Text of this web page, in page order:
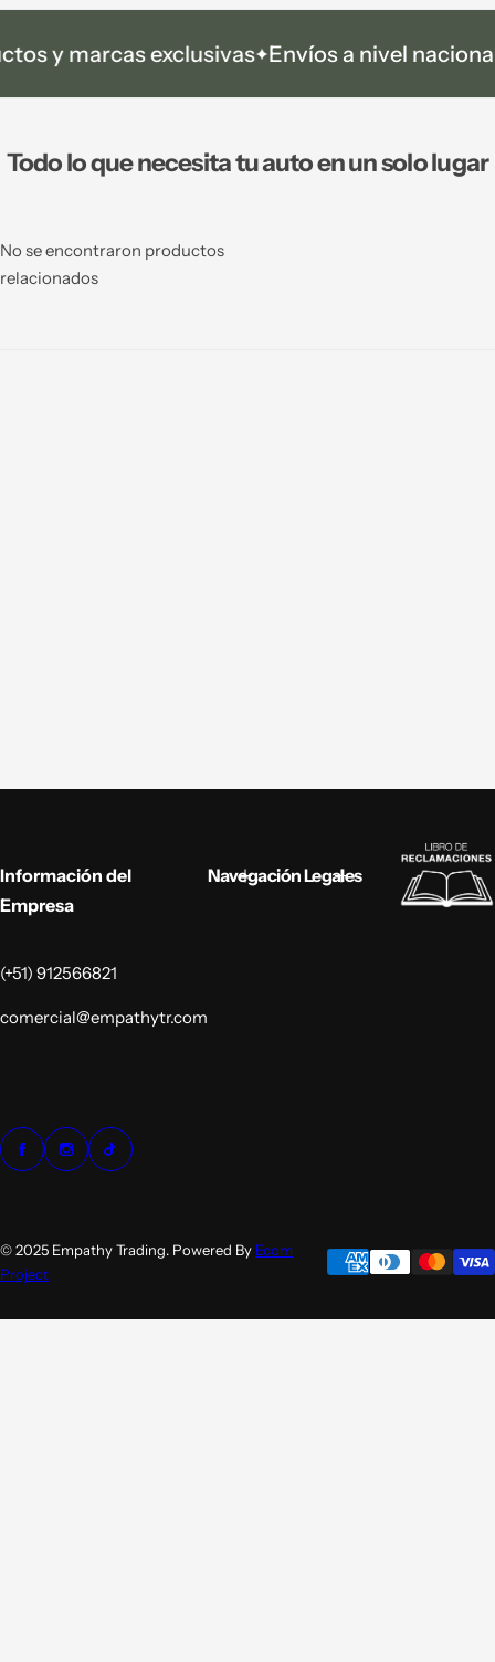
marcas exclusivas Envíos a nivel nacional
Todo lo que necesita tu auto en un solo lugar
No se encontraron productos
relacionados
Información del
Empresa
(+51) 912566821
comercial@empathytr.com
NavegaciónLegales
© 2025 Empathy Trading. Powered By Ecom
Project